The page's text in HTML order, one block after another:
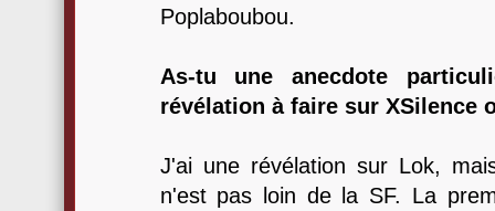
Poplaboubou.
As-tu une anecdote
révélation à faire sur XSilence
J'ai une révélation sur Lok,
n'est pas loin de la SF. La